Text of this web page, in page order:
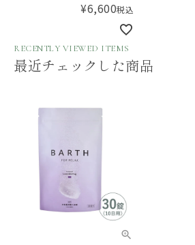
¥6,600税込
RECENTLY VIEWED ITEMS
最近チェックした商品